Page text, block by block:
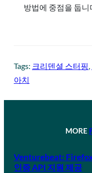
방법에 중점을 둡니
Tags: 크리덴셜 스터핑
아치
MORE
Venturebeat:
인증 API 지원 제공